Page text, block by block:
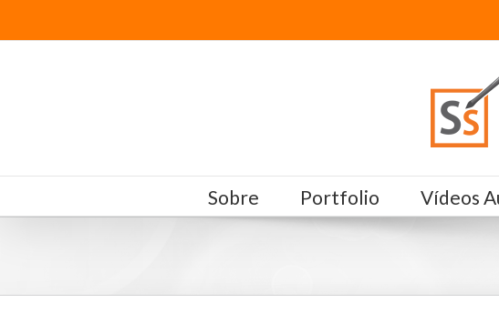
Sobre Portfolio Vídeos